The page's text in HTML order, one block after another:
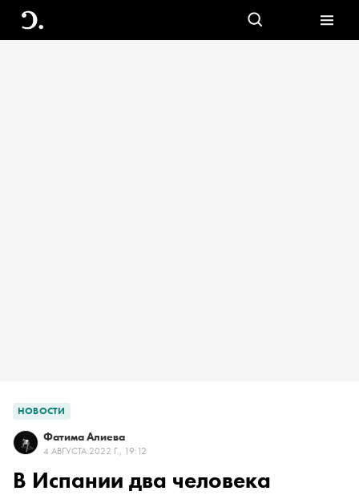
НОВОСТИ
Фатима Алиева
4 АВГУСТА 2022 Г., 19:12
В Испании два человека